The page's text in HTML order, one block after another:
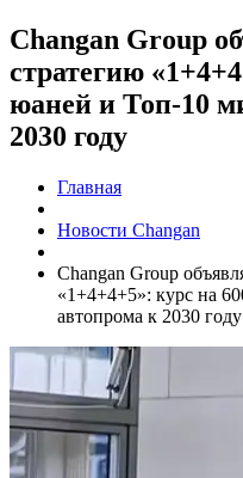
Changan Group
стратегию
юаней и Топ-10
2030 году
Главная
Новости Changan
Changan Group
«1+4+4+5»: курс на
автопрома к 2030 году